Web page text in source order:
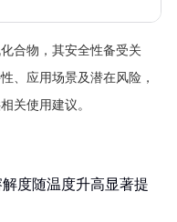
合物，其安全性备受关
、应用场景及潜在风险，
关使用建议。
度随温度升高显著提